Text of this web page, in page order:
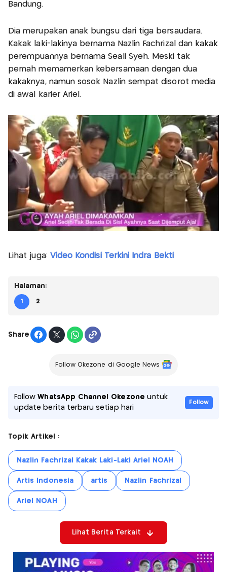
Bandung.
Dia merupakan anak bungsu dari tiga bersaudara.
Kakak laki-lakinya bernama Nazlin Fachrizal dan kakak
perempuannya bernama Seali Syeh. Meski tak
pernah memamerkan kebersamaan dengan dua
kakaknya, namun sosok Nazlin sempat disorot media
di awal karier Ariel.
Lihat juga: Video Kondisi Terkini Indra Bekti
Halaman:
1 2
Share
Follow Okezone di Google News
FollowWhatsApp Channel Okezone untuk
update berita terbaru setiap hari
Follow
Topik Artikel :
Nazlin Fachrizal Kakak Laki-Laki Ariel NOAH
Artis Indonesia artis Nazlin Fachrizal
Ariel NOAH
Lihat Berita Terkait